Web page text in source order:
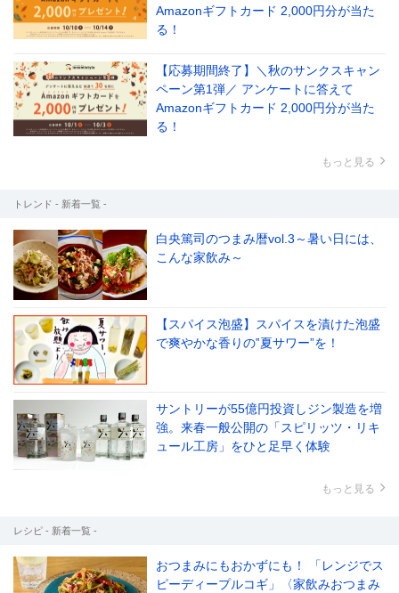
Amazonギフトカード 2,000円分が当た
る！
【応募期間終了】＼秋のサンクスキャン
ペーン第1弾／ アンケートに答えて
Amazonギフトカード 2,000円分が当た
る！
もっと見る
トレンド - 新着一覧 -
白央篤司のつまみ暦vol.3～暑い日には、
こんな家飲み～
【スパイス泡盛】スパイスを漬けた泡盛
で爽やかな香りの‟夏サワー”を！
サントリーが55億円投資しジン製造を増
強。来春一般公開の「スピリッツ・リキ
ュール工房」をひと足早く体験
もっと見る
レシピ - 新着一覧 -
おつまみにもおかずにも！ 「レンジでス
ピーディープルコギ」〈家飲みおつまみ